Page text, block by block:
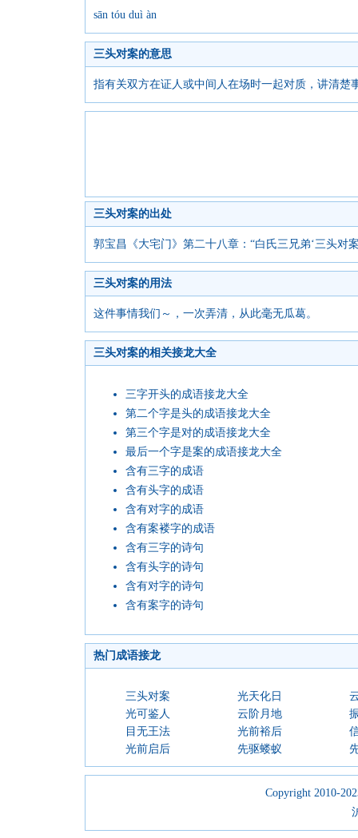
sān tóu duì àn
三头对案的意思
指有关双方在证人或中间人在场时一起对质，讲清楚
三头对案的出处
郭宝昌《大宅门》第二十八章：“白氏三兄弟‘三头对
三头对案的用法
这件事情我们～，一次弄清，从此毫无瓜葛。
三头对案的相关接龙大全
三字开头的成语接龙大全
第二个字是头的成语接龙大全
第三个字是对的成语接龙大全
最后一个字是案的成语接龙大全
含有三字的成语
含有头字的成语
含有对字的成语
含有案褛字的成语
含有三字的诗句
含有头字的诗句
含有对字的诗句
含有案字的诗句
热门成语接龙
三头对案 光天化日
光可鉴人
云阶月地
目无王法
光前裕后
光前启后
先驱蝼蚁
Copyright 2010-